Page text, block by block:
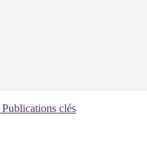
Publications clés